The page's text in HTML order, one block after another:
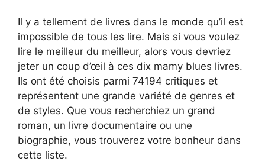
Il y a tellement de livres dans le monde qu’il est
impossible de tous les lire. Mais si vous voulez
lire le meilleur du meilleur, alors vous devriez
jeter un coup d’œil à ces dix mamy blues livres.
Ils ont été choisis parmi 74194 critiques et
représentent une grande variété de genres et
de styles. Que vous recherchiez un grand
roman, un livre documentaire ou une
biographie, vous trouverez votre bonheur dans
cette liste.